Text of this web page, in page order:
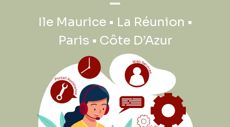
Ile Maurice • La Réunion •
Paris • Côte D’Azur